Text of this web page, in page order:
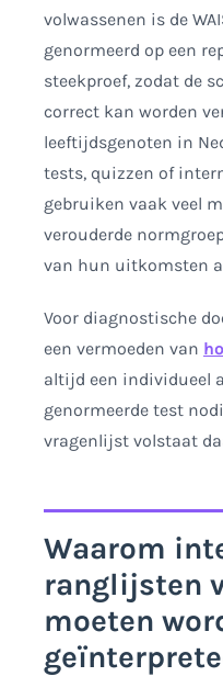
volwassenen is de
genormeerd op een
steekproef, zodat de
correct kan worden
leeftijdsgenoten in
tests, quizzen of
gebruiken vaak veel
verouderde
van hun uitkomsten
Voor diagnostische
een vermoeden van
altijd een individueel
genormeerde test
vragenlijst volstaat
Waarom
ranglijsten
moeten